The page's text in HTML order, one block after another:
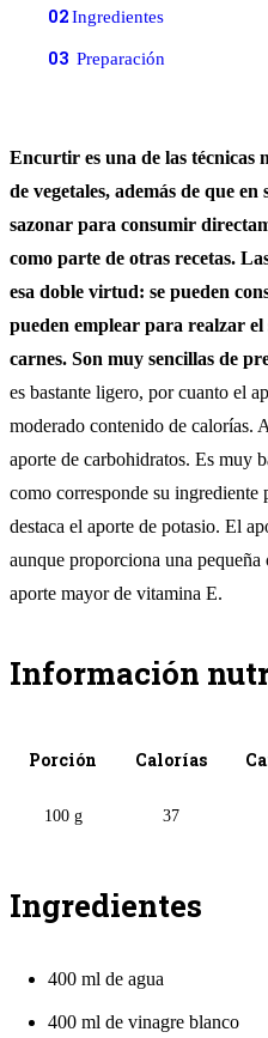
02Ingredientes
03 Preparación
Encurtir es una de las técnicas
de vegetales, además de que
sazonar para consumir
como parte de otras recetas.
esa doble virtud: se pueden
pueden emplear para realzar
carnes. Son muy sencillas de
es bastante ligero, por cuanto el
moderado contenido de calorías.
aporte de carbohidratos. Es muy
como corresponde su
destaca el aporte de potasio. El
aunque proporciona una
aporte mayor de vitamina E.
Información
Porción Calorías
100 g 37
Ingredientes
400 ml de agua
400 ml de vinagre blanco